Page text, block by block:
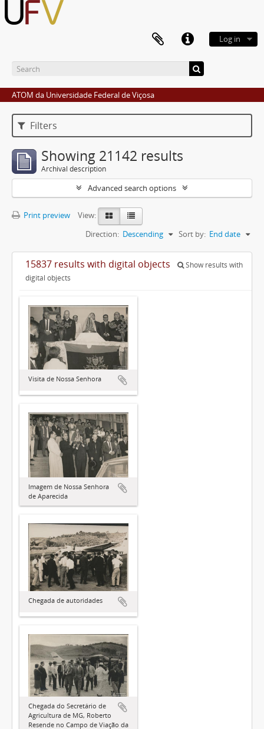
Log in
ATOM da Universidade Federal de Viçosa
Filters
Showing 21142 results
Archival description
Advanced search options
Print preview
View:
Sort by: End date
Direction: Descending
15837 results with digital objects
Show results with
digital objects
Visita de Nossa Senhora
Imagem de Nossa Senhora
de Aparecida
Chegada de autoridades
Chegada do Secretário de
Agricultura de MG, Roberto
Resende no Campo de Viação da